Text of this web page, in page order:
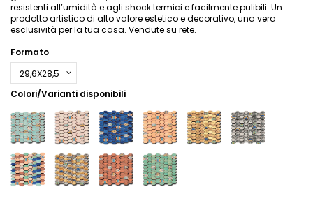
resistenti all’umidità e agli shock termici e facilmente pulibili. Un
prodotto artistico di alto valore estetico e decorativo, una vera
esclusività per la tua casa. Vendute su rete.
Formato
Colori/Varianti disponibili